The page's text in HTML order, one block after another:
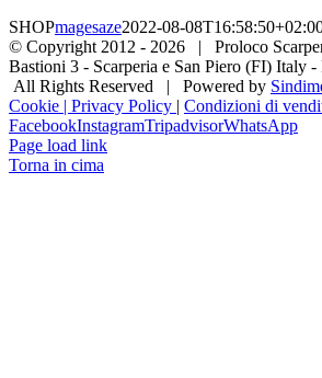
SHOPmagesaze2022-08-
© Copyright 2012 - 2026 | Proloco
Bastioni 3 - Scarperia e San Piero (FI) Italy -
All Rights Reserved | Powered by
Cookie | Privacy Policy | Condizioni di
FacebookInstagramTripadvisorWhatsApp
Page load link
Torna in cima